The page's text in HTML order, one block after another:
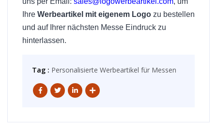
Ihre Werbeartikel mit eigenem Logo zu bestellen
und auf Ihrer nächsten Messe Eindruck zu
hinterlassen.
Tag : Personalisierte Werbeartikel für Messen